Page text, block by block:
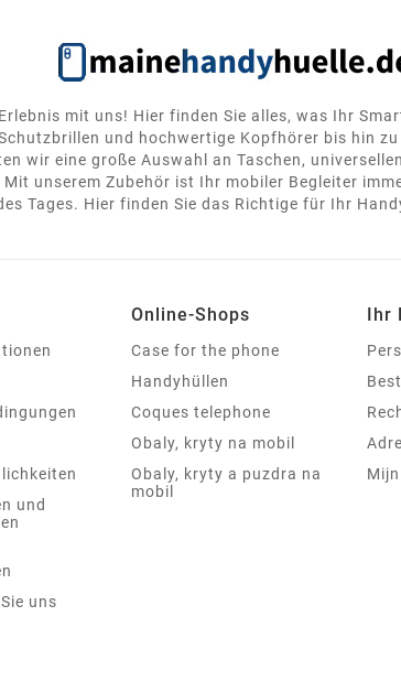
mit uns! Hier finden Sie alles, was Ihr
und hochwertige Kopfhörer bis hin
wir eine große Auswahl an Taschen,
unserem Zubehör ist Ihr mobiler Begleiter
Tages. Hier finden Sie das Richtige für Ihr
und
uns
Online-Shops
Case for the phone
Handyhüllen
Coques telephone
Obaly, kryty na mobil
Obaly, kryty a puzdra na
mobil
Ihr